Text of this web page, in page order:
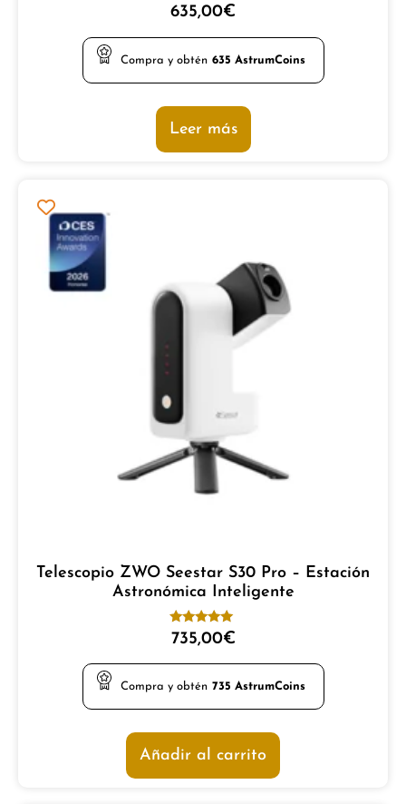
Valorado
con
635,00€
Compra y obtén 635 AstrumCoins
Leer más
Telescopio ZWO Seestar S30 Pro – Estación
Astronómica Inteligente
Valorado
con
735,00€
Compra y obtén 735 AstrumCoins
Añadir al carrito